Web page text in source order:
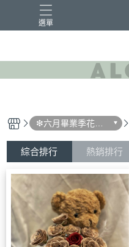
選單
❇六月畢業季花束
(向日葵花束/餅乾
零食畢業花束/金莎
巧克力畢業熊花束/
卡通玩偶精緻花束)
綜合排行 熱銷排行